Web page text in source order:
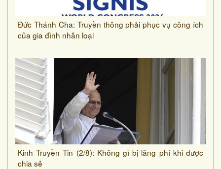
Đức Thánh Cha: Truyền thông phải phục vụ công ích
của gia đình nhân loại
Kinh Truyền Tin (2/8): Không gì bị lãng phí khi được
chia sẻ